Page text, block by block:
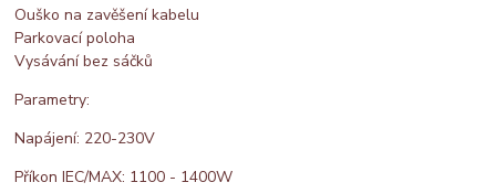
Ouško na zavěšení kabelu
Parkovací poloha
Vysávání bez sáčků
Parametry:
Napájení: 220-230V
Příkon IEC/MAX: 1100 - 1400W